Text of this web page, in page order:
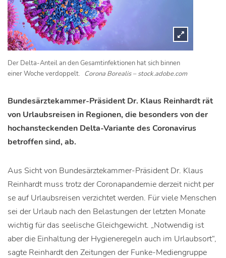
Der Delta-Anteil an den Gesamtinfektionen hat sich binnen
einer Woche verdoppelt. Corona Borealis – stock.adobe.com
Bundesärztekammer-Präsident Dr. Klaus Reinhardt rät
von Urlaubsreisen in Regionen, die besonders von der
hochansteckenden Delta-Variante des Coronavirus
betroffen sind, ab.
Aus Sicht von Bundesärztekammer-Präsident Dr. Klaus
Reinhardt muss trotz der Coronapandemie derzeit nicht per
se auf Urlaubsreisen verzichtet werden. Für viele Menschen
sei der Urlaub nach den Belastungen der letzten Monate
wichtig für das seelische Gleichgewicht. „Notwendig ist
aber die Einhaltung der Hygieneregeln auch im Urlaubsort“,
sagte Reinhardt den Zeitungen der Funke-Mediengruppe